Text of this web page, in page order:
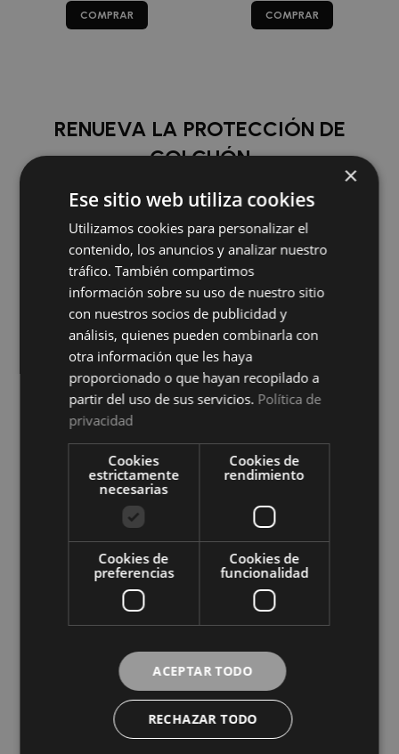
COMPRAR COMPRAR
RENUEVA LA PROTECCIÓN DE
COLCHÓN
COMPRAR
Impermeable Cotoblau
Ver precio
COMPRAR
Reversible Cotoblau
Ver precio
COMPRAR
Compra al por mayor en El
Mayorista del Textil
×
Ese sitio web utiliza cookies
Utilizamos cookies para personalizar el
contenido, los anuncios y analizar nuestro
tráfico. También compartimos
información sobre su uso de nuestro sitio
con nuestros socios de publicidad y
análisis, quienes pueden combinarla con
otra información que les haya
proporcionado o que hayan recopilado a
partir del uso de sus servicios. Política de
privacidad
Cookies
estrictamente
necesarias
Cookies de
rendimiento
Cookies de
preferencias
Cookies de
funcionalidad
ACEPTAR TODO
RECHAZAR TODO